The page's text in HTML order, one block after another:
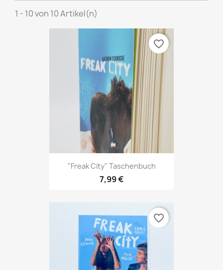
1 - 10 von 10 Artikel(n)
"Freak City" Taschenbuch
7,99 €
favorite_border
favorite_border